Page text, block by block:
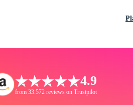
4.9
from 33.572 reviews on Trustpilot